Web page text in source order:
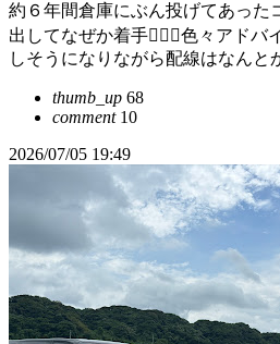
約６年間倉庫にぶん投げてあった
出してなぜか着手🙋🏻‍♂️色々アド
しそうになりながら配線はなんと
thumb_up 68
comment10
2026/07/05 19:49